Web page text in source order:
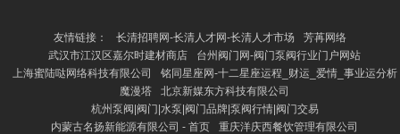
友情链接： 长清招聘网-长清人才网-长清人才市场
芳苒网络
武汉市江汉区嘉尔时建材商店
台州阀门网-阀门泵阀行业门户网站
上海蜜陆哒网络科技有限公司
铭同星座网-十二星座运程_财运_爱情_事业运分析
魔漫塔
北京新媒东方科技有限公司
杭州泵阀|阀门|水泵|阀门品牌|泵阀行情|阀门交易
内蒙古名扬新能源有限公司 - 首页
重庆洋庆西餐饮管理有限公司